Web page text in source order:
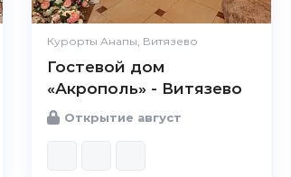
Курорты Анапы, Витязево
Гостевой дом
«Акрополь» - Витязево
Открытие август